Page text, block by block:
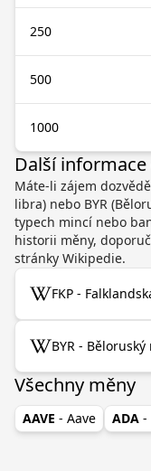
250
500
1000
Další informace
Máte-li zájem
libra) nebo BYR
typech mincí nebo
historii měny,
stránky Wikipedie.
FKP -
BYR -
Všechny měny
AAVE - Aave ADA -